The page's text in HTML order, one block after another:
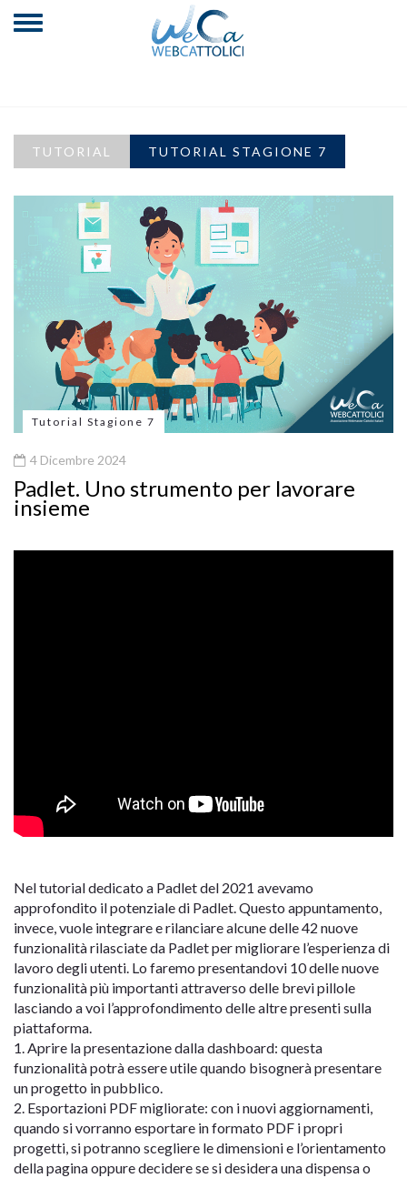
TUTORIAL TUTORIAL STAGIONE 7
Tutorial Stagione 7
4 Dicembre 2024
Padlet. Uno strumento per lavorare
insieme
Nel tutorial dedicato a Padlet del 2021 avevamo
approfondito il potenziale di Padlet. Questo appuntamento,
invece, vuole integrare e rilanciare alcune delle 42 nuove
funzionalità rilasciate da Padlet per migliorare l’esperienza di
lavoro degli utenti. Lo faremo presentandovi 10 delle nuove
funzionalità più importanti attraverso delle brevi pillole
lasciando a voi l’approfondimento delle altre presenti sulla
piattaforma.
1. Aprire la presentazione dalla dashboard: questa
funzionalità potrà essere utile quando bisognerà presentare
un progetto in pubblico.
2. Esportazioni PDF migliorate: con i nuovi aggiornamenti,
quando si vorranno esportare in formato PDF i propri
progetti, si potranno scegliere le dimensioni e l’orientamento
della pagina oppure decidere se si desidera una dispensa o